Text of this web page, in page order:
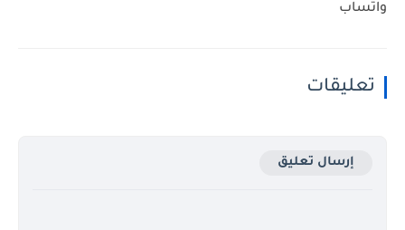
واتساب
تعليقات
إرسال تعليق